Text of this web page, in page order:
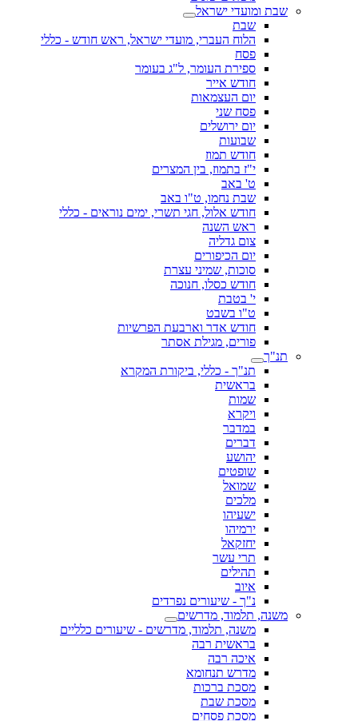
שבת ומועדי ישראל
שבת
הלוח העברי, מועדי ישראל, ראש חודש - כללי
פסח
ספירת העומר, ל"ג בעומר
חודש אייר
יום העצמאות
פסח שני
יום ירושלים
שבועות
חודש תמוז
י"ז בתמוז, בין המצרים
ט' באב
שבת נחמו, ט"ו באב
חודש אלול, חגי תשרי, ימים נוראים - כללי
ראש השנה
צום גדליה
יום הכיפורים
סוכות, שמיני עצרת
חודש כסלו, חנוכה
י' בטבת
ט"ו בשבט
חודש אדר וארבעת הפרשיות
פורים, מגילת אסתר
תנ"ך
תנ"ך - כללי, ביקורת המקרא
בראשית
שמות
ויקרא
במדבר
דברים
יהושע
שופטים
שמואל
מלכים
ישעיהו
ירמיהו
יחזקאל
תרי עשר
תהילים
איוב
נ"ך - שיעורים נפרדים
משנה, תלמוד, מדרשים
משנה, תלמוד, מדרשים - שיעורים כלליים
בראשית רבה
איכה רבה
מדרש תנחומא
מסכת ברכות
מסכת שבת
מסכת פסחים